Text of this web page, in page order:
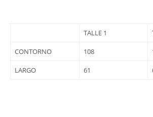
TALLE 1
CONTORNO 108
LARGO 61